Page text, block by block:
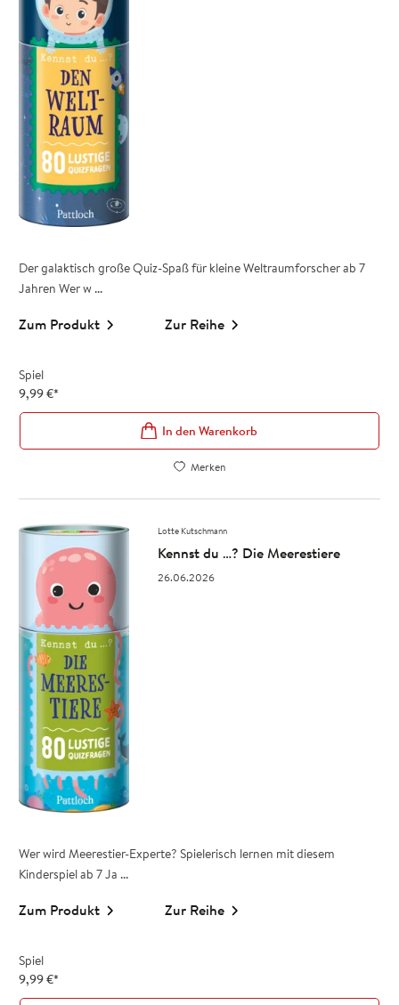
Der galaktisch große Quiz-Spaß für kleine Weltraumforscher ab 7
Jahren Wer w ...
Zum Produkt Zur Reihe
Spiel
9,99€*
In den Warenkorb
Merken
Lotte Kutschmann
Kennst du …? Die Meerestiere
26.06.2026
Wer wird Meerestier-Experte? Spielerisch lernen mit diesem
Kinderspiel ab 7 Ja ...
Zum Produkt Zur Reihe
Spiel
9,99€*